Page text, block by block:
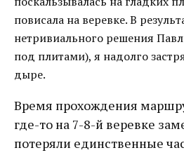
повисала на веревке. В
нетривиального решения
под плитами), я надолго
дыре.
Время прохождения
где-то на 7-8-й веревке
потеряли единственные